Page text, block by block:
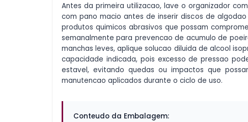
Antes da primeira utilizacao, lave o organizador
com pano macio antes de inserir discos de
produtos quimicos abrasivos que possam
semanalmente para prevencao de acumulo de
manchas leves, aplique solucao diluida de alcool
capacidade indicada, pois excesso de pressao
estavel, evitando quedas ou impactos que
manutencao aplicados durante o ciclo de uso.
Conteudo da Embalagem: